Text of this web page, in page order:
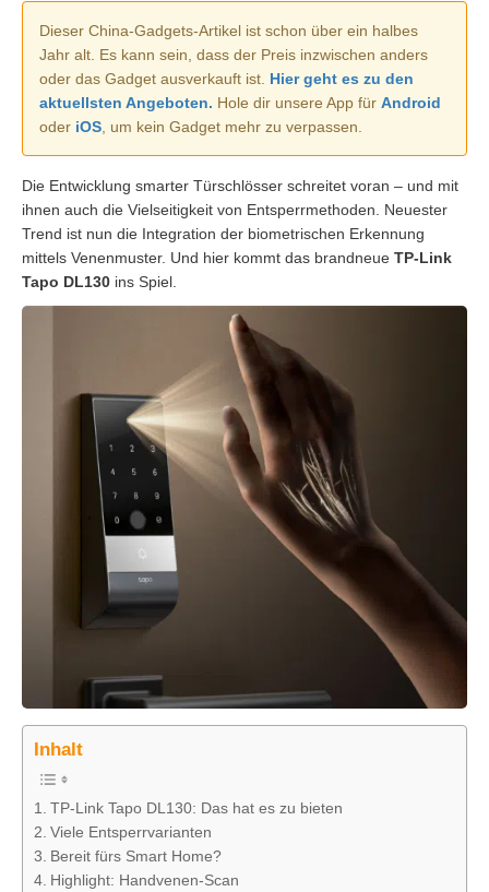
Dieser China-Gadgets-Artikel ist schon über ein halbes
Jahr alt. Es kann sein, dass der Preis inzwischen anders
oder das Gadget ausverkauft ist. Hier geht es zu den
aktuellsten Angeboten. Hole dir unsere App für Android
oder iOS , um kein Gadget mehr zu verpassen.
Die Entwicklung smarter Türschlösser schreitet voran – und mit
ihnen auch die Vielseitigkeit von Entsperrmethoden. Neuester
Trend ist nun die Integration der biometrischen Erkennung
mittels Venenmuster. Und hier kommt das brandneue TP-Link
Tapo DL130 ins Spiel.
Inhalt
TP-Link Tapo DL130: Das hat es zu bieten
Viele Entsperrvarianten
Bereit fürs Smart Home?
Highlight: Handvenen-Scan